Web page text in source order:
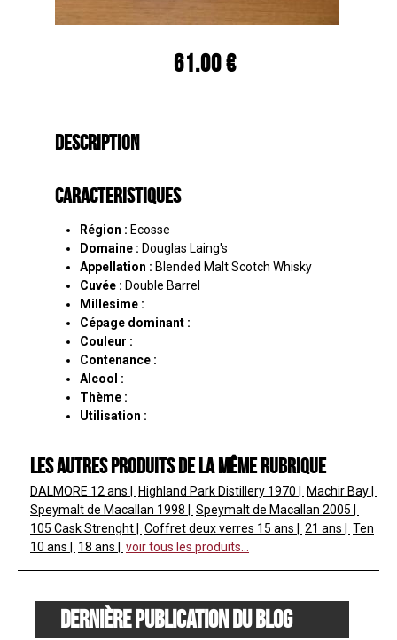
61.00 €
Description
Caracteristiques
Région : Ecosse
Domaine : Douglas Laing's
Appellation : Blended Malt Scotch Whisky
Cuvée : Double Barrel
Millesime :
Cépage dominant :
Couleur :
Contenance :
Alcool :
Thème :
Utilisation :
Les autres produits de la même rubrique
DALMORE 12 ans Highland Park Distillery 1970
Machir Bay
Speymalt de Macallan 1998 Speymalt de Macallan 2005
105 Cask Strenght
Coffret deux verres 15 ans 21 ans
Ten
10 ans
18 ans voir tous les produits...
Dernière publication du blog